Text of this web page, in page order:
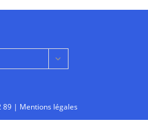
89 | Mentions légales